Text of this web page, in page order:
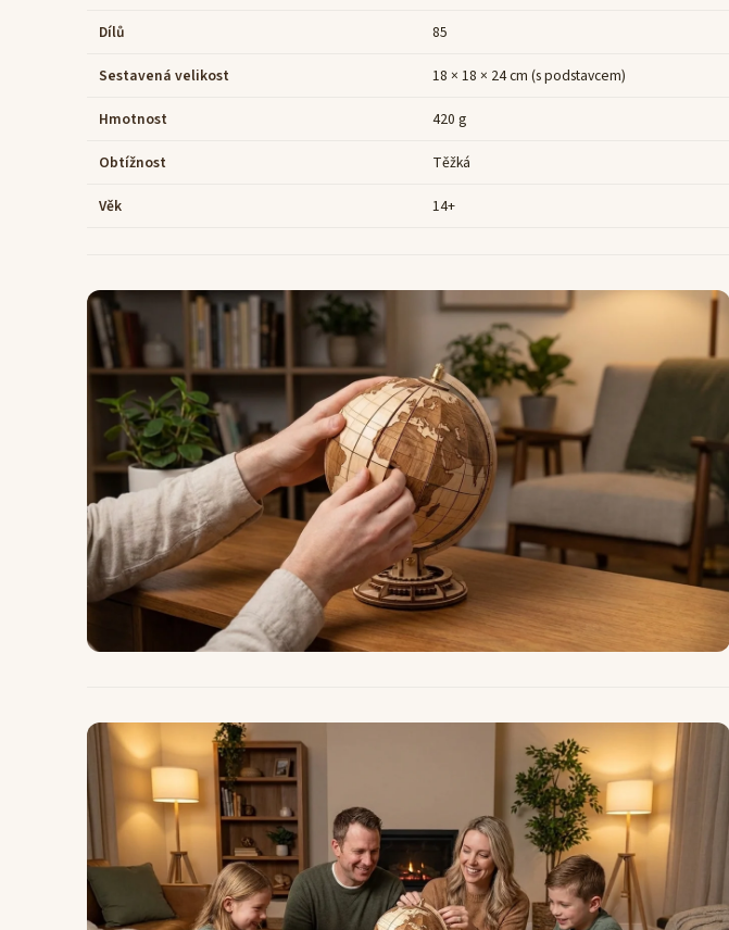
Dílů 85
Sestavená velikost 18 × 18 × 24 cm (s podstavcem)
Hmotnost 420 g
Obtížnost Těžká
Věk 14+